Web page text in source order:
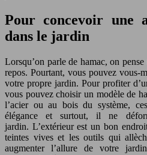
Pour concevoir une
dans le jardin
Lorsqu’on parle de hamac, on
repos. Pourtant, vous pouvez vous-
votre propre jardin. Pour profiter
vous pouvez choisir un modèle de
l’acier ou au bois du système,
élégance et surtout, il ne
jardin. L’extérieur est un bon
teintes vives et les outils qui
augmenter l’allure de votre